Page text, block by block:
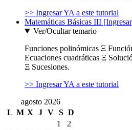
>> Ingresar YA a este tutorial
Matemáticas Básicas III
Ver/Ocultar temario
Funciones polinómicas Ξ
Ecuaciones cuadráticas Ξ
Ξ Sucesiones.
>> Ingresar YA a este tutorial
agosto 2026
L M X J V S D
1
2